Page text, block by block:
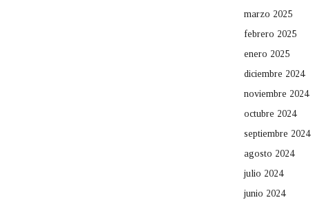
marzo 2025
febrero 2025
enero 2025
diciembre 2024
noviembre 2024
octubre 2024
septiembre 2024
agosto 2024
julio 2024
junio 2024